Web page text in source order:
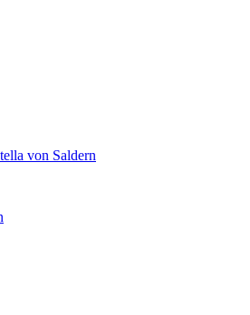
von Saldern